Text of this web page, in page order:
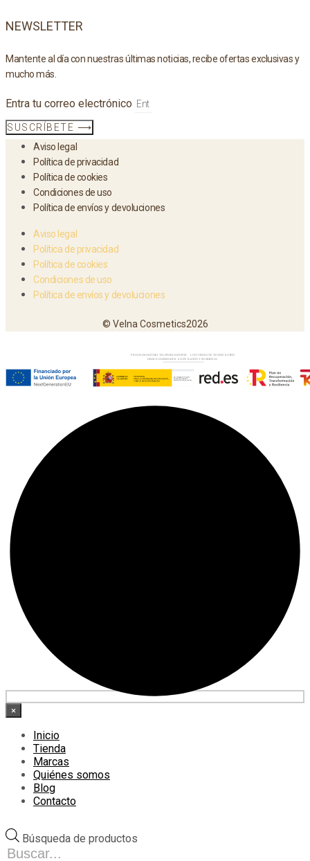
NEWSLETTER
Mantente al día con nuestras últimas noticias, recibe ofertas exclusivas y
mucho más.
Entra tu correo electrónico
SUSCRÍBETE ⟶
Aviso legal
Política de privacidad
Política de cookies
Condiciones de uso
Política de envíos y devoluciones
Aviso legal
Política de privacidad
Política de cookies
Condiciones de uso
Política de envíos y devoluciones
© Velna Cosmetics2026
×
Inicio
Tienda
Marcas
Quiénes somos
Blog
Contacto
Búsqueda de productos